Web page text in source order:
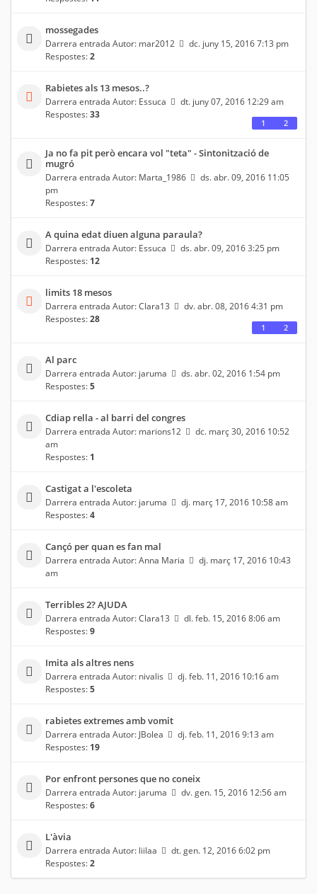
mossegades
Darrera entrada Autor: mar2012
dc. juny 15, 2016 7:13 pm
Respostes:2
Rabietes als 13 mesos..?
Darrera entrada Autor: Essuca
dt. juny 07, 2016 12:29 am
Respostes:33
1 2
Ja no fa pit però encara vol "teta" - Sintonització de
mugró
Darrera entrada Autor: Marta_1986
ds. abr. 09, 2016 11:05
pm
Respostes:7
A quina edat diuen alguna paraula?
Darrera entrada Autor: Essuca
ds. abr. 09, 2016 3:25 pm
Respostes: 12
limits 18 mesos
Darrera entrada Autor:Clara13
dv. abr. 08, 2016 4:31 pm
Respostes:28
1 2
Al parc
Darrera entrada Autor: jaruma
ds. abr. 02, 2016 1:54 pm
Respostes:5
Cdiap rella - al barri del congres
Darrera entrada Autor: marions12
dc. març 30, 2016 10:52
am
Respostes: 1
Castigat a l'escoleta
Darrera entrada Autor: jaruma
dj. març 17, 2016 10:58 am
Respostes:4
Cançó per quan es fan mal
Darrera entrada Autor:Anna Maria
dj. març 17, 2016 10:43
am
Terribles 2? AJUDA
Darrera entrada Autor:Clara13
dl. feb. 15, 2016 8:06 am
Respostes:9
Imita als altres nens
Darrera entrada Autor: nivalis
dj. feb. 11, 2016 10:16 am
Respostes:5
rabietes extremes amb vomit
Darrera entrada Autor: JBolea
dj. feb. 11, 2016 9:13 am
Respostes: 19
Por enfront persones que no coneix
Darrera entrada Autor: jaruma
dv. gen. 15, 2016 12:56 am
Respostes:6
L'àvia
Darrera entrada Autor: liilaa
dt. gen. 12, 2016 6:02 pm
Respostes:2